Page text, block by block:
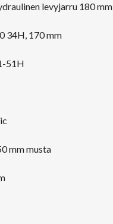
levyjarru 180 mm
34H, 170 mm
51H
mm musta